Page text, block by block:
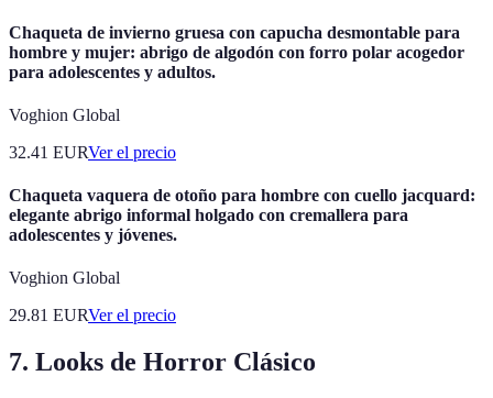
Chaqueta de invierno gruesa con capucha desmontable para
hombre y mujer: abrigo de algodón con forro polar acogedor
para adolescentes y adultos.
Voghion Global
32.41 EURVer el precio
Chaqueta vaquera de otoño para hombre con cuello jacquard:
elegante abrigo informal holgado con cremallera para
adolescentes y jóvenes.
Voghion Global
29.81 EURVer el precio
7. Looks de Horror Clásico